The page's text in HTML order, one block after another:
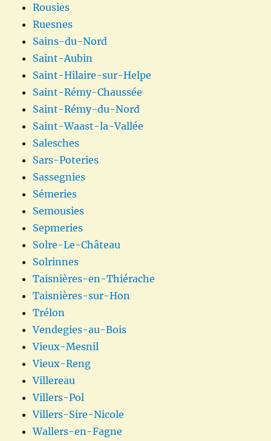
Rousies
Ruesnes
Sains-du-Nord
Saint-Aubin
Saint-Hilaire-sur-Helpe
Saint-Rémy-Chaussée
Saint-Rémy-du-Nord
Saint-Waast-la-Vallée
Salesches
Sars-Poteries
Sassegnies
Sémeries
Semousies
Sepmeries
Solre-Le-Château
Solrinnes
Taisnières-en-Thiérache
Taisnières-sur-Hon
Trélon
Vendegies-au-Bois
Vieux-Mesnil
Vieux-Reng
Villereau
Villers-Pol
Villers-Sire-Nicole
Wallers-en-Fagne